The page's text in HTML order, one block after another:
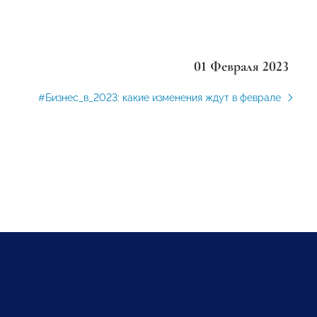
01 Февраля 2023
#Бизнес_в_2023: какие изменения ждут в феврале